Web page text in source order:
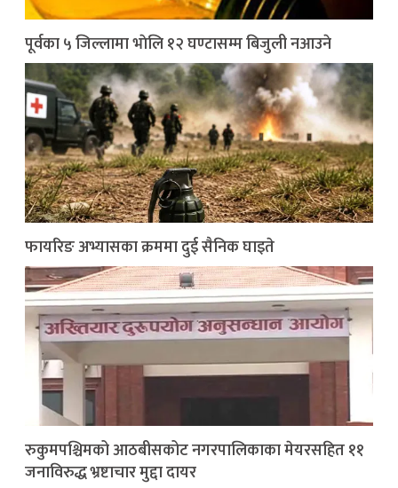
पूर्वका ५ जिल्लामा भाेलि १२ घण्टासम्म बिजुली नआउने
फायरिङ अभ्यासका क्रममा दुई सैनिक घाइते
रुकुमपश्चिमको आठबीसकोट नगरपालिकाका मेयरसहित ११
जनाविरुद्ध भ्रष्टाचार मुद्दा दायर